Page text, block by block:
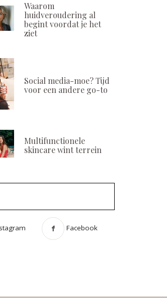
Waarom
huidveroudering al
begint voordat je het
ziet
Social media-moe? Tijd
voor een andere go-to
Multifunctionele
skincare wint terrein
Facebook